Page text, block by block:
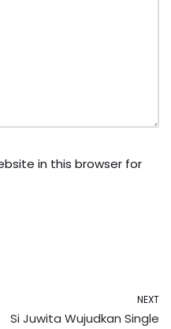
in this browser for
NEXT
Si Juwita Wujudkan Single